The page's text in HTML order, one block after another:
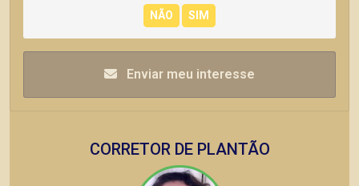
Enviar meu interesse
CORRETOR DE PLANTÃO